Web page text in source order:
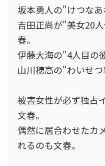
坂本勇人の"けつなあ
吉田正尚が"美女20
春。
伊藤大海の"4人目の
山川穂高の"わいせつ
被害女性が必ず独占
文春。
偶然に居合わせたカ
れるのも文春。